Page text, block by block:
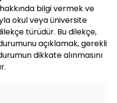
bilgi vermek ve
okul veya üniversite
türüdür. Bu dilekçe,
açıklamak, gerekli
dikkate alınmasını